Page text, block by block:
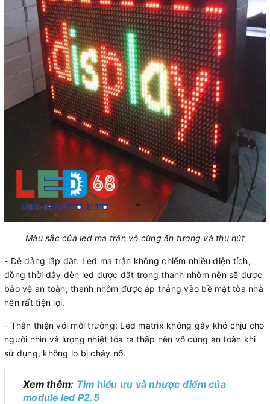
Màu sắc của led ma trận vô cùng ấn tượng và thu hút
- Dễ dàng lắp đặt: Led ma trận không chiếm nhiều diện tích,
đồng thời dây đèn led được đặt trong thanh nhôm nên sẽ được
bảo vệ an toàn, thanh nhôm được áp thẳng vào bề mặt tòa nhà
nên rất tiện lợi.
- Thân thiện với môi trường: Led matrix không gây khó chịu cho
người nhìn và lượng nhiệt tỏa ra thấp nên vô cùng an toàn khi
sử dụng, không lo bị cháy nổ.
Xem thêm: Tìm hiểu ưu và nhược điểm của
module led P2.5